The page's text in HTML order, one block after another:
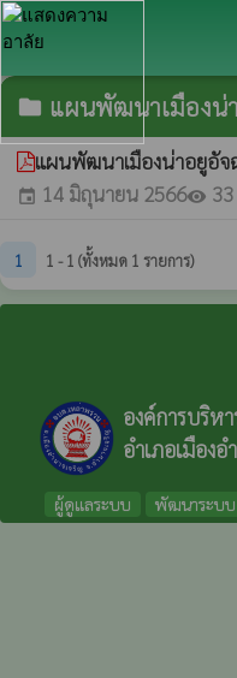
folder แผนพัฒนาเมืองน่
แผนพัฒนาเมืองน่าอยูอัจ
event 14 มิถุนายน 2566visibility 33
1 1 - 1 (ทั้งหมด 1 รายการ)
องค์การบริห
อำเภอเมือง
ผู้ดูแลระบบ พัฒนาระบบ